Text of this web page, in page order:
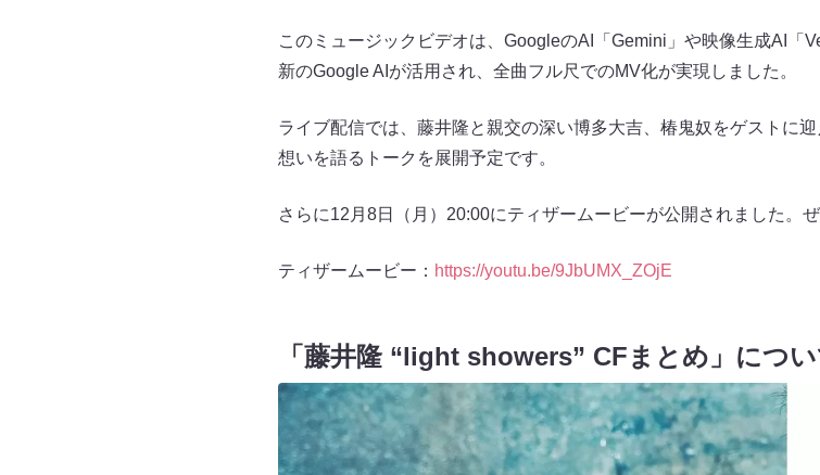
このミュージックビデオは、GoogleのAI「Gemini」や映像生成AI「
新のGoogle AIが活用され、全曲フル尺でのMV化が実現しました。
ライブ配信では、藤井隆と親交の深い博多大吉、椿鬼奴をゲストに
想いを語るトークを展開予定です。
さらに12月8日（月）20:00にティザームービーが公開されました。ぜ
ティザームービー： https://youtu.be/9JbUMX_ZOjE
「藤井隆 “light showers” CFまとめ」につい